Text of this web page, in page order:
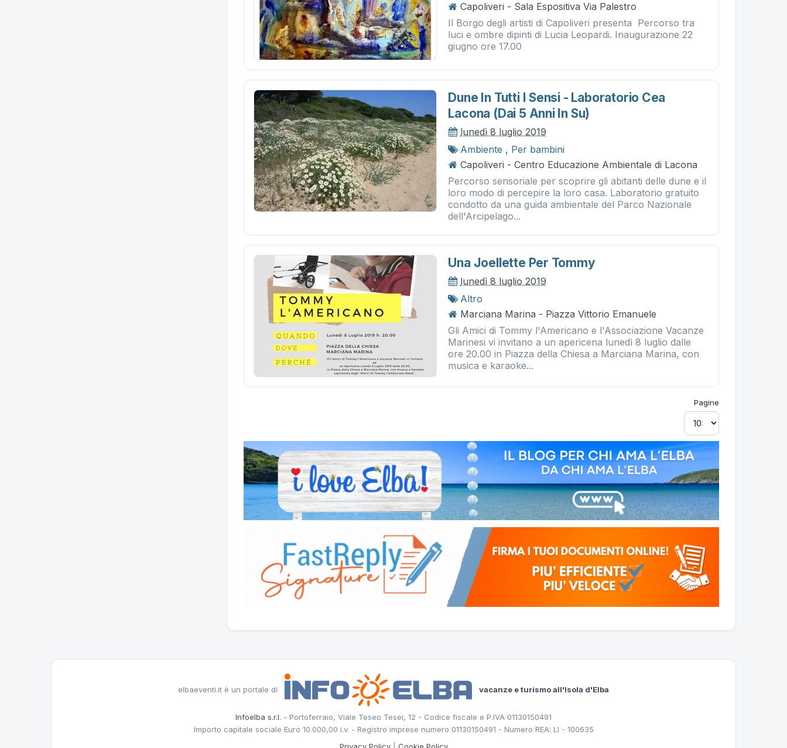
Capoliveri - Sala Espositiva Via Palestro
Il Borgo degli artisti di Capoliveri presenta Percorso tra
luci e ombre dipinti di Lucia Leopardi. Inaugurazione 22
giugno ore 17.00
Dune In Tutti I Sensi - Laboratorio Cea
Lacona (dai 5 Anni In Su)
lunedì 8 luglio 2019
Ambiente , Per bambini
Capoliveri - Centro Educazione Ambientale di Lacona
Percorso sensoriale per scoprire gli abitanti delle dune e il
loro modo di percepire la loro casa. Laboratorio gratuito
condotto da una guida ambientale del Parco Nazionale
dell'Arcipelago...
Una Joellette Per Tommy
lunedì 8 luglio 2019
Altro
Marciana Marina - Piazza Vittorio Emanuele
Gli Amici di Tommy l'Americano e l'Associazione Vacanze
Marinesi vi invitano a un apericena lunedì 8 luglio dalle
ore 20.00 in Piazza della Chiesa a Marciana Marina, con
musica e karaoke...
Pagine
elbaeventi.it è un portale di vacanze e turismo all'Isola d'Elba
Infoelba s.r.l. - Portoferraio, Viale Teseo Tesei, 12 - Codice fiscale e P.IVA 01130150491
Importo capitale sociale Euro 10.000,00 i.v. - Registro imprese numero 01130150491 - Numero REA: LI - 100635
Privacy Policy| Cookie Policy